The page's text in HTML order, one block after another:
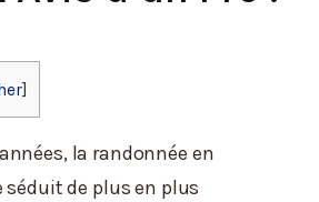
]
la randonnée en
de plus en plus